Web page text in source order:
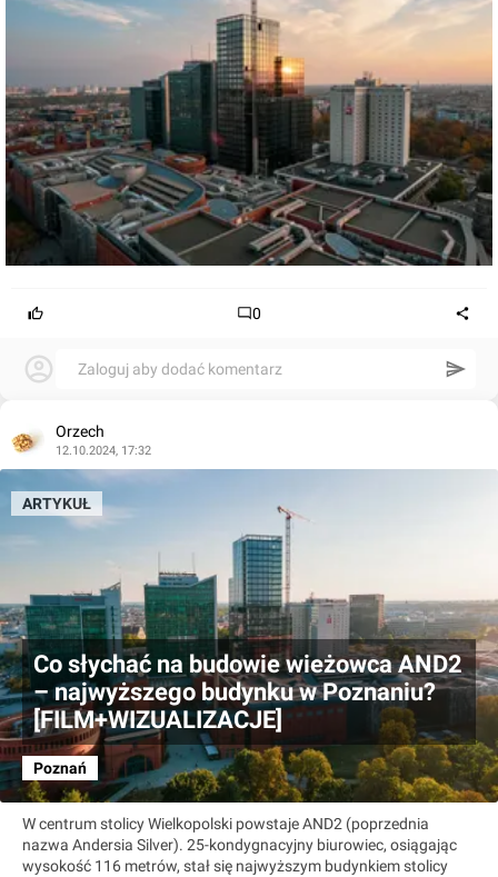
0
Zaloguj aby dodać komentarz
Orzech
12.10.2024, 17:32
Co słychać na budowie wieżowca AND2
– najwyższego budynku w Poznaniu?
[FILM+WIZUALIZACJE]
Poznań
ARTYKUŁ
W centrum stolicy Wielkopolski powstaje AND2 (poprzednia
nazwa Andersia Silver). 25-kondygnacyjny biurowiec, osiągając
wysokość 116 metrów, stał się najwyższym budynkiem stolicy